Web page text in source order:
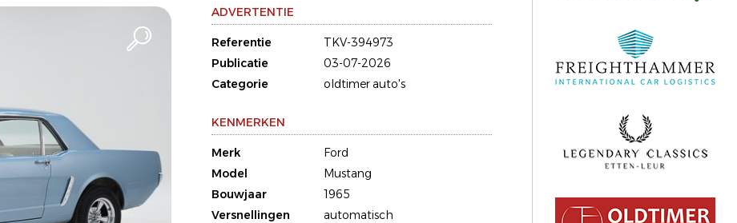
ADVERTENTIE
Referentie
TKV-394973
Publicatie
03-07-2026
Categorie
oldtimer auto's
KENMERKEN
Merk
Ford
Model
Mustang
Bouwjaar
1965
Versnellingen
automatisch